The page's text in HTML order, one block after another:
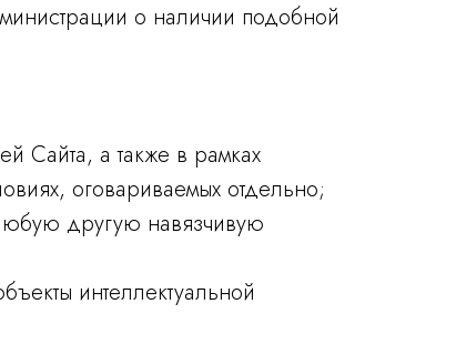
о наличии подобной
Сайта, а также в рамках
оговариваемых отдельно;
другую навязчивую
интеллектуальной